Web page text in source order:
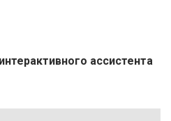
ассистента